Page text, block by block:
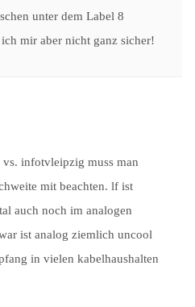
unter dem Label 8
mir aber nicht ganz sicher!
infotvleipzig muss man
mit beachten. lf ist
auch noch im analogen
ist analog ziemlich uncool
in vielen kabelhaushalten